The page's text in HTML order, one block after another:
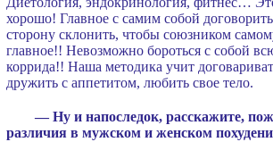
хорошо! Главное с самим собой
сторону склонить, чтобы союзником
главное!! Невозможно бороться с собой
коррида!! Наша методика учит
дружить с аппетитом, любить свое тело.
— Ну и напоследок, расскажите,
различия в мужском и женском